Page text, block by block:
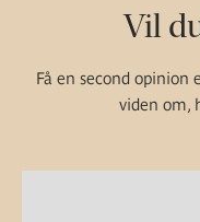
Vil
Få en second opinion
viden om,